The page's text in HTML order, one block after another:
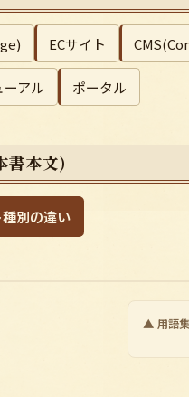
ECサイト
アル ポータル
書本文)
別の違い
▲ 用語